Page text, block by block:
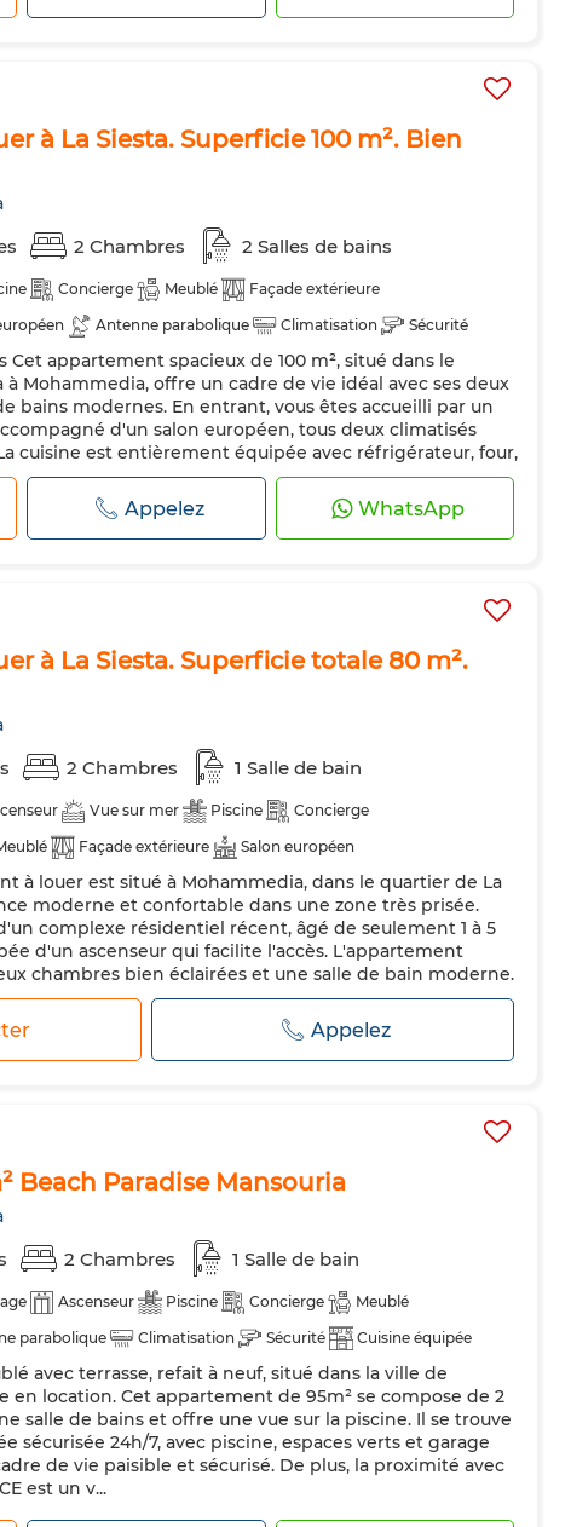
à La Siesta. Superficie 100 m². Bien
2 Chambres 2 Salles de bains
Concierge Meublé
Façade extérieure
Antenne parabolique Climatisation
Sécurité
Cuisine équipée Réfrigérateur Four
TV
Internet
appartement spacieux de 100 m², situé dans le
à Mohammedia, offre un cadre de vie idéal avec ses deux
bains modernes. En entrant, vous êtes accueilli par un
d'un salon européen, tous deux climatisés
cuisine est entièrement équipée avec réfrigérateur, four,
permettant une...
Appelez WhatsApp
à La Siesta. Superficie totale 80 m².
2 Chambres 1 Salle de bain
Vue sur mer Piscine
Concierge
Façade extérieure
Salon européen
vitrage Cuisine équipée Réfrigérateur Four
TV
à louer est situé à Mohammedia, dans le quartier de La
moderne et confortable dans une zone très prisée.
complexe résidentiel récent, âgé de seulement 1 à 5
d'un ascenseur qui facilite l'accès. L'appartement
chambres bien éclairées et une salle de bain moderne.
donne une...
Appelez
Beach Paradise Mansouria
2 Chambres 1 Salle de bain
Ascenseur Piscine Concierge
Meublé
parabolique Climatisation Sécurité
Cuisine équipée
TV Machine à laver
Micro-ondes
avec terrasse, refait à neuf, situé dans la ville de
en location. Cet appartement de 95m² se compose de 2
salle de bains et offre une vue sur la piscine. Il se trouve
sécurisée 24h/7, avec piscine, espaces verts et garage
de vie paisible et sécurisé. De plus, la proximité avec
est un v...